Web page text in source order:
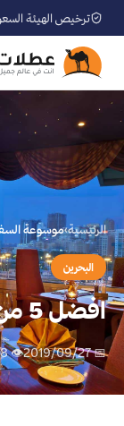
ترخيص الهيئة السعودية
الرئيسية›موسوعة
البحرين
افضل 5 من مطاعم البحرين المجربة
📅 2019/09/27 👁 598 مشاهدة